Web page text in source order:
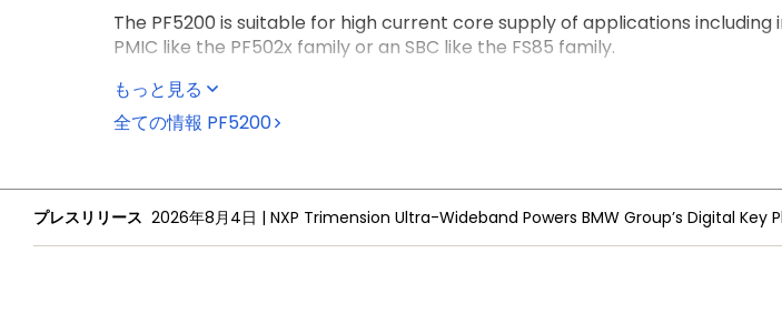
The PF5200 is suitable for high current core supply of applications
PMIC like the PF502x family or an SBC like the FS85 family.
This device is suitable for S32 processors based applications and DDR
もっと見る
全ての情報 PF5200
プレスリリース 2026年8月4日 |